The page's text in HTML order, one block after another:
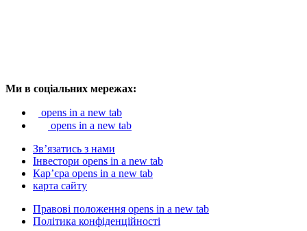
Ми в соціальних мережах:
opens in a new tab
opens in a new tab
Зв’язатись з нами
Інвестори opens in a new tab
Кар’єра opens in a new tab
карта сайту
Правові положення opens in a new tab
Політика конфіденційності